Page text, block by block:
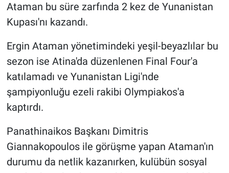
Ataman bu süre zarfında 2 kez de Yunanistan
Kupası'nı kazandı.
Ergin Ataman yönetimindeki yeşil-beyazlılar bu
sezon ise Atina'da düzenlenen Final Four'a
katılamadı ve Yunanistan Ligi'nde
şampiyonluğu ezeli rakibi Olympiakos'a
kaptırdı.
Panathinaikos Başkanı Dimitris
Giannakopoulos ile görüşme yapan Ataman'ın
durumu da netlik kazanırken, kulübün sosyal